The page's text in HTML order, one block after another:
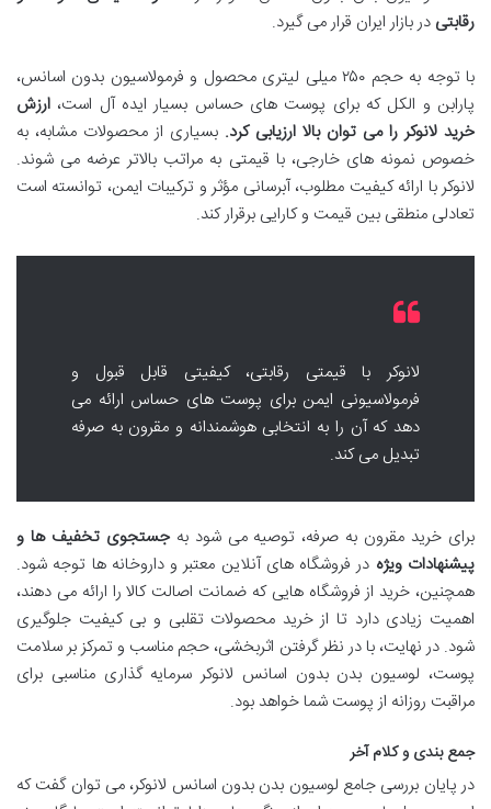
رقابتی در بازار ایران قرار می گیرد.
با توجه به حجم ۲۵۰ میلی لیتری محصول و فرمولاسیون بدون اسانس،
پارابن و الکل که برای پوست های حساس بسیار ایده آل است، ارزش
خرید لانوکر را می توان بالا ارزیابی کرد. بسیاری از محصولات مشابه، به
خصوص نمونه های خارجی، با قیمتی به مراتب بالاتر عرضه می شوند.
لانوکر با ارائه کیفیت مطلوب، آبرسانی مؤثر و ترکیبات ایمن، توانسته است
تعادلی منطقی بین قیمت و کارایی برقرار کند.
لانوکر با قیمتی رقابتی، کیفیتی قابل قبول و
فرمولاسیونی ایمن برای پوست های حساس ارائه می
دهد که آن را به انتخابی هوشمندانه و مقرون به صرفه
تبدیل می کند.
برای خرید مقرون به صرفه، توصیه می شود بهجستجوی تخفیف ها و
پیشنهادات ویژه در فروشگاه های آنلاین معتبر و داروخانه ها توجه شود.
همچنین، خرید از فروشگاه هایی که ضمانت اصالت کالا را ارائه می دهند،
اهمیت زیادی دارد تا از خرید محصولات تقلبی و بی کیفیت جلوگیری
شود. در نهایت، با در نظر گرفتن اثربخشی، حجم مناسب و تمرکز بر سلامت
پوست، لوسیون بدن بدون اسانس لانوکر سرمایه گذاری مناسبی برای
مراقبت روزانه از پوست شما خواهد بود.
جمع بندی و کلام آخر
در پایان بررسی جامع لوسیون بدن بدون اسانس لانوکر، می توان گفت که